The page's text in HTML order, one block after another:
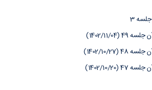
3
(1402/11/04)
(1402/10/27)
(1402/10/20)